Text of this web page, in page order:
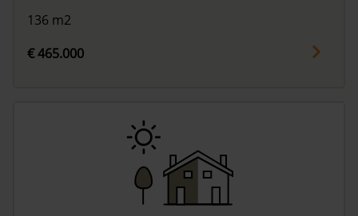
136 m2
€ 465.000